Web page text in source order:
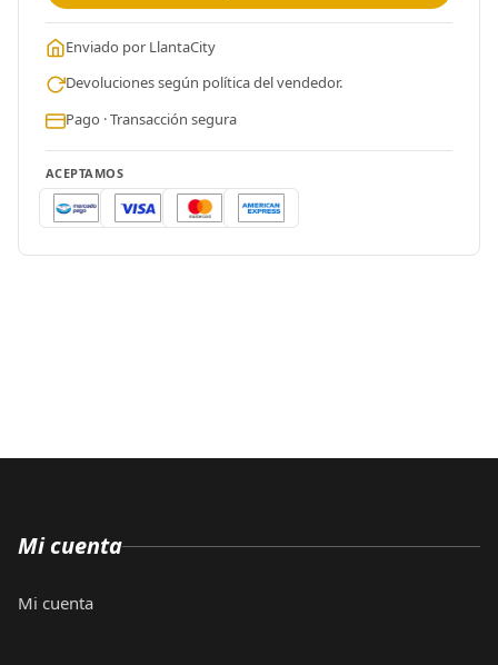
Enviado por LlantaCity
Devoluciones según política del vendedor.
Pago · Transacción segura
ACEPTAMOS
Mi cuenta
Mi cuenta